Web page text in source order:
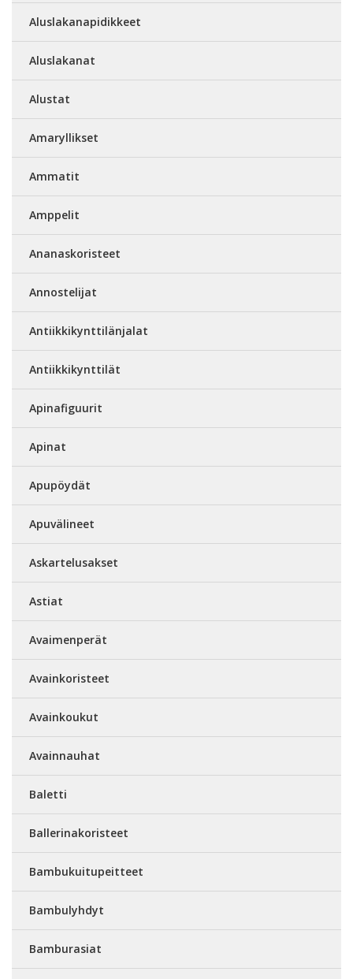
Aluslakanapidikkeet
Aluslakanat
Alustat
Amaryllikset
Ammatit
Amppelit
Ananaskoristeet
Annostelijat
Antiikkikynttilänjalat
Antiikkikynttilät
Apinafiguurit
Apinat
Apupöydät
Apuvälineet
Askartelusakset
Astiat
Avaimenperät
Avainkoristeet
Avainkoukut
Avainnauhat
Baletti
Ballerinakoristeet
Bambukuitupeitteet
Bambulyhdyt
Bamburasiat